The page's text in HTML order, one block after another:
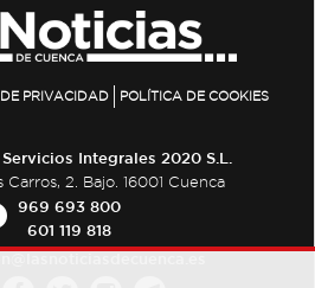
PRIVACIDAD POLÍTICA DE COOKIES
Integrales 2020 S.L.
Carros, 2. Bajo. 16001 Cuenca
969 693 800
601 119 818